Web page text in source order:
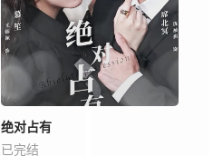
绝对占有
已完结